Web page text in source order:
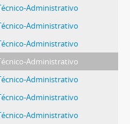
Administrativo
Administrativo
Administrativo
Administrativo
Administrativo
Administrativo
Administrativo